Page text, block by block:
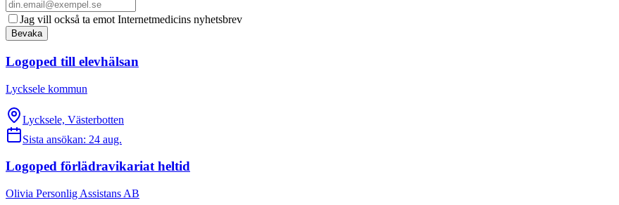
Jag vill också ta emot Internetmedicins nyhetsbrev
Bevaka
Logoped till elevhälsan
Lycksele kommun
Lycksele, Västerbotten
Sista ansökan: 24 aug.
Logoped förlädravikariat heltid
Olivia Personlig Assistans AB